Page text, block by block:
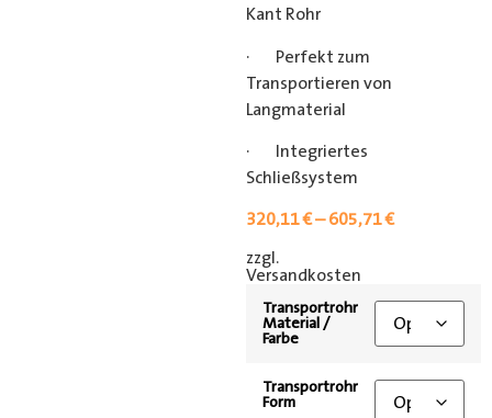
Kant Rohr
· Perfekt zum
Transportieren von
Langmaterial
· Integriertes
Schließsystem
320,11€–605,71€
zzgl.
Versandkosten
Transportrohr
Material /
Farbe
Transportrohr
Form